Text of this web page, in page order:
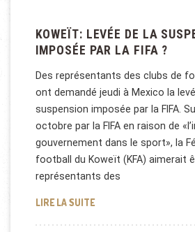
KOWEÏT: LEVÉE DE LA
IMPOSÉE PAR LA FIFA ?
Des représentants des clubs de
ont demandé jeudi à Mexico la
suspension imposée par la FIFA.
octobre par la FIFA en raison de
gouvernement dans le sport», la
football du Koweït (KFA) aimerait
représentants des
LIRE LA SUITEKOWEÏT: LEVÉE DE LA